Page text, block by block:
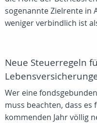
sogenannte Zielrente in
weniger verbindlich ist
Neue Steuerregeln
Wer eine
muss beachten, dass
kommenden Jahr völlig